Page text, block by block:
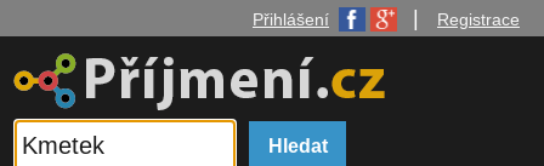
Přihlášení Registrace